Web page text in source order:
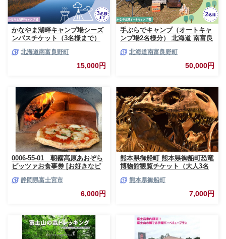
かなやま湖畔キャンプ場シーズ
ンパスチケット（3名様まで）
なやま湖 宿泊券 入場券 シーズ
北海道南富良野町
15,000円
手ぶらでキャンプ（オートキャ
ンプ場2名様分） 北海道 南富良
かなやま湖 宿泊券 チケット 入
場券 体験チケット ドックラン
北海道南富良野町
50,000円
0006-55-01 朝霧高原あおぞら
ピッツァお食事券 [お好きなピ
静岡県富士宮市
6,000円
熊本県御船町 熊本県御船町恐竜
博物館観覧チケット（大人3名
日祝除く)》 熊本県御船町恐竜
熊本県御船町
7,000円